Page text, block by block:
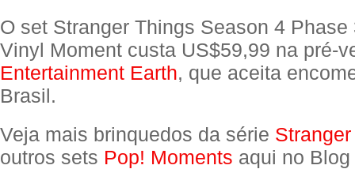
O set Stranger Things Season 4
Vinyl Moment custa US$59,99 na pré-
Entertainment Earth, que aceita
Brasil.
Veja mais brinquedos da série
outros sets Pop! Moments aqui no